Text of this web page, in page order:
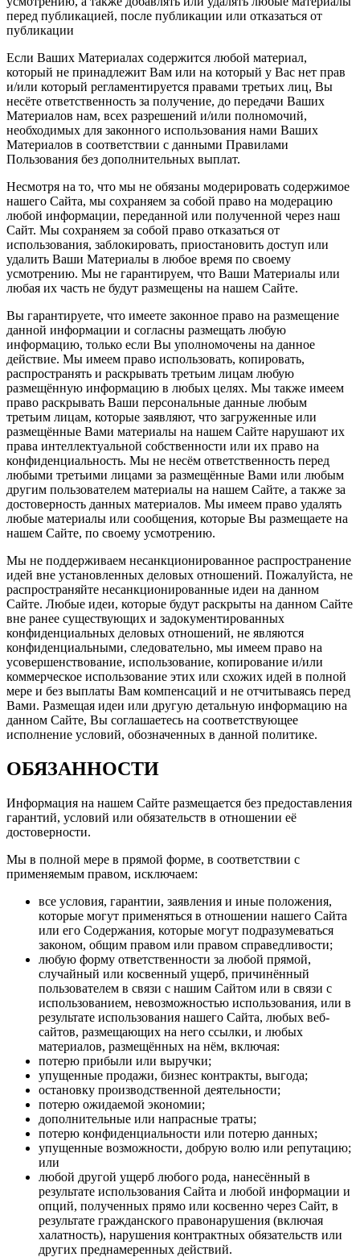
перед публикацией, после публикации или отказаться от
публикации
Если Ваших Материалах содержится любой материал,
который не принадлежит Вам или на который у Вас нет прав
и/или который регламентируется правами третьих лиц, Вы
несёте ответственность за получение, до передачи Ваших
Материалов нам, всех разрешений и/или полномочий,
необходимых для законного использования нами Ваших
Материалов в соответствии с данными Правилами
Пользования без дополнительных выплат.
Несмотря на то, что мы не обязаны модерировать содержимое
нашего Сайта, мы сохраняем за собой право на модерацию
любой информации, переданной или полученной через наш
Сайт. Мы сохраняем за собой право отказаться от
использования, заблокировать, приостановить доступ или
удалить Ваши Материалы в любое время по своему
усмотрению. Мы не гарантируем, что Ваши Материалы или
любая их часть не будут размещены на нашем Сайте.
Вы гарантируете, что имеете законное право на размещение
данной информации и согласны размещать любую
информацию, только если Вы уполномочены на данное
действие. Мы имеем право использовать, копировать,
распространять и раскрывать третьим лицам любую
размещённую информацию в любых целях. Мы также имеем
право раскрывать Ваши персональные данные любым
третьим лицам, которые заявляют, что загруженные или
размещённые Вами материалы на нашем Сайте нарушают их
права интеллектуальной собственности или их право на
конфиденциальность. Мы не несём ответственность перед
любыми третьими лицами за размещённые Вами или любым
другим пользователем материалы на нашем Сайте, а также за
достоверность данных материалов. Мы имеем право удалять
любые материалы или сообщения, которые Вы размещаете на
нашем Сайте, по своему усмотрению.
Мы не поддерживаем несанкционированное распространение
идей вне установленных деловых отношений. Пожалуйста, не
распространяйте несанкционированные идеи на данном
Сайте. Любые идеи, которые будут раскрыты на данном Сайте
вне ранее существующих и задокументированных
конфиденциальных деловых отношений, не являются
конфиденциальными, следовательно, мы имеем право на
усовершенствование, использование, копирование и/или
коммерческое использование этих или схожих идей в полной
мере и без выплаты Вам компенсаций и не отчитываясь перед
Вами. Размещая идеи или другую детальную информацию на
данном Сайте, Вы соглашаетесь на соответствующее
исполнение условий, обозначенных в данной политике.
ОБЯЗАННОСТИ
Информация на нашем Сайте размещается без предоставления
гарантий, условий или обязательств в отношении её
достоверности.
Мы в полной мере в прямой форме, в соответствии с
применяемым правом, исключаем:
все условия, гарантии, заявления и иные положения,
которые могут применяться в отношении нашего Сайта
или его Содержания, которые могут подразумеваться
законом, общим правом или правом справедливости;
любую форму ответственности за любой прямой,
случайный или косвенный ущерб, причинённый
пользователем в связи с нашим Сайтом или в связи с
использованием, невозможностью использования, или в
результате использования нашего Сайта, любых веб-
сайтов, размещающих на него ссылки, и любых
материалов, размещённых на нём, включая:
потерю прибыли или выручки;
упущенные продажи, бизнес контракты, выгода;
остановку производственной деятельности;
потерю ожидаемой экономии;
дополнительные или напрасные траты;
потерю конфиденциальности или потерю данных;
упущенные возможности, добрую волю или репутацию;
или
любой другой ущерб любого рода, нанесённый в
результате использования Сайта и любой информации и
опций, полученных прямо или косвенно через Сайт, в
результате гражданского правонарушения (включая
халатность), нарушения контрактных обязательств или
других преднамеренных действий.